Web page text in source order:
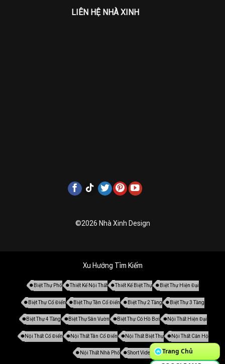
LIÊN HỆ NHÀ XINH
©2026 Nhà Xinh Design
Xu Hướng Tìm Kiếm
Biệt Thự Phố Thiết Kế Nội Thất Thiết Kế Biệt Thự Biệt Thự Hiện Đại
Biệt Thự Cổ Điển Biệt Thự Tân Cổ Điển Biệt Thự 2 Tầng Biệt Thự 3 Tầng
Biệt Thự 4 Tầng Biệt Thự Sân Vườn Biệt Thự Có Hồ Bơi Nội Thất Hiện Đại
Nội Thất Cổ Điển Nội Thất Tân Cổ Điển Nội Thất Biệt Thự Nội Thất Căn Hộ
Nội Thất Nhà Phố Short Video
Trang Chủ